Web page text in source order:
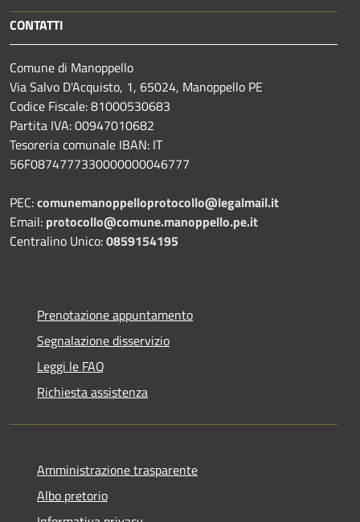
CONTATTI
Comune di Manoppello
Via Salvo D'Acquisto, 1, 65024, Manoppello PE
Codice Fiscale: 81000530683
Partita IVA: 00947010682
Tesoreria comunale IBAN: IT
56F0874777330000000046777
PEC:comunemanoppelloprotocollo@legalmail.it
Email: protocollo@comune.manoppello.pe.it
Centralino Unico:0859154195
Prenotazione appuntamento
Segnalazione disservizio
Leggi le FAQ
Richiesta assistenza
Amministrazione trasparente
Albo pretorio